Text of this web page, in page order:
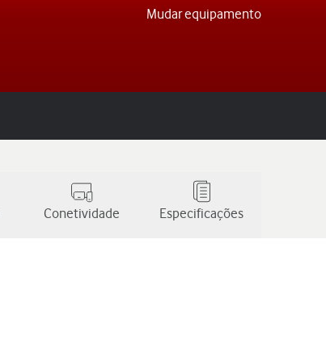
Mudar equipamento
Conetividade Especificações